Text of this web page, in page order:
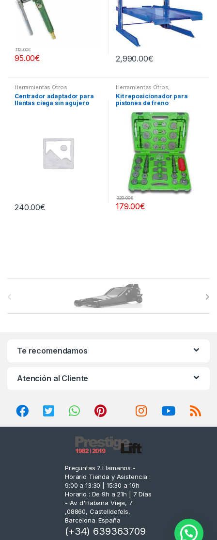
95.00€
112.00€
2,990.00€
Herramientas Otros
Centrador adaptador para
llantas ciega sin agujero
240.00€
Herramientas Otros,
Herramientas Frenos y
Refrigeración
Kit reposicionador para
pistones de freno
179.00€
320.00€
Te recomendamos
Atención al Cliente
Preguntas ? Llamanos -
Horario Tienda y Asistencia :
9:00 a 13:30 | 15:30 a 19h
Horario : De 9h a 21h | 7 Días
- Av. d'Habana Vieja, 7
,08860, Castelldefels,
Barcelona. España
(+34) 639363709